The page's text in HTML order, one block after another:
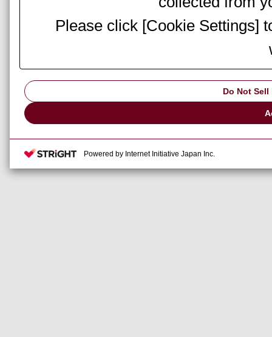
Please click [Cookie Settings]
Do Not
Powered by Internet Initiative Japan Inc.